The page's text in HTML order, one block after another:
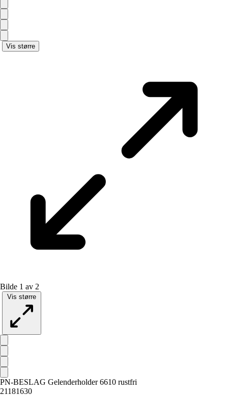
Vis større
Bilde 1 av 2
Vis større
PN-BESLAG Gelenderholder 6610 rustfri
21181630